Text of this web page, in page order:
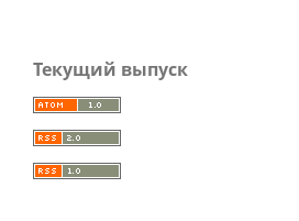
Текущий выпуск